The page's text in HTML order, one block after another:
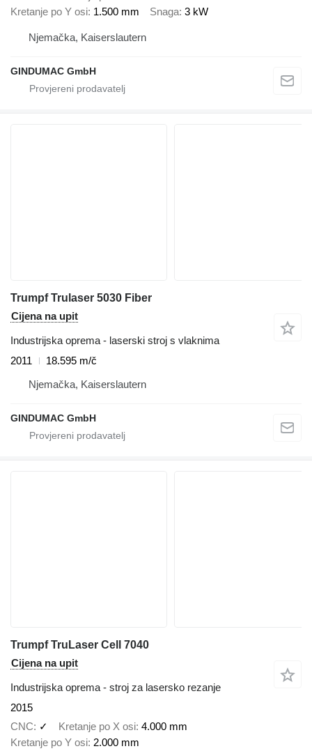
Kretanje po Y osi 1.500 mm Snaga 3 kW
Njemačka, Kaiserslautern
GINDUMAC GmbH
Trumpf Trulaser 5030 Fiber
Cijena na upit
Industrijska oprema - laserski stroj s vlaknima
2011
18.595 m/č
Njemačka, Kaiserslautern
GINDUMAC GmbH
Trumpf TruLaser Cell 7040
Cijena na upit
Industrijska oprema - stroj za lasersko rezanje
2015
CNC
✓ Kretanje po X osi 4.000 mm
Kretanje po Y osi 2.000 mm